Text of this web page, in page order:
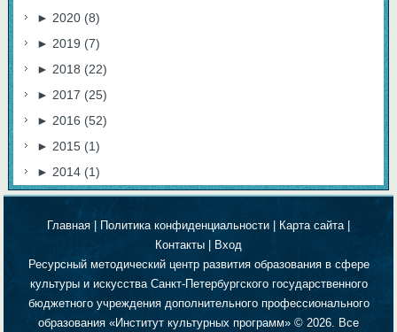
► 2020 (8)
► 2019 (7)
► 2018 (22)
► 2017 (25)
► 2016 (52)
► 2015 (1)
► 2014 (1)
Главная | Политика конфиденциальности Карта сайта|
Контакты
Вход
Ресурсный методический центр развития образования в сфере
культуры и искусства Санкт-Петербургского государственного
бюджетного учреждения дополнительного профессионального
образования «Институт культурных программ» © 2026. Все